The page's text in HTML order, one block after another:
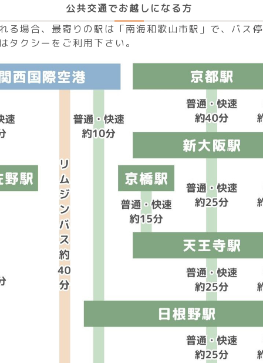
公共交通でお越しになる方
る場合、最寄りの駅は「南海和歌山市駅」で、バス
タクシーをご利用下さい。